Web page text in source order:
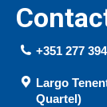
+351 277
Largo
Quartel)